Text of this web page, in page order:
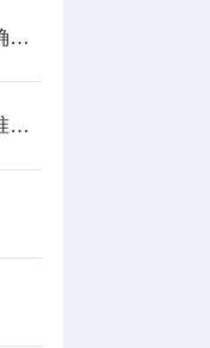
上泰工业在线PH计接线盒正确接线方法：
工业PH控制器是污水处理精准调控的智慧大脑